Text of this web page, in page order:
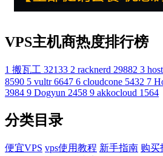
VPS主机商热度排行榜
1 搬瓦工 32133 2 racknerd 29882 3
8590 5 vultr 6647 6 cloudcone 5432 7
3984 9 Dogyun 2458 9 akkocloud 1564
分类目录
便宜VPS vps使用教程 新手指南 购买